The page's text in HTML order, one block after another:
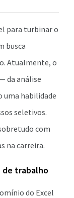
para turbinar o
busca
Atualmente, o
da análise
habilidade
seletivos.
com
na carreira.
de trabalho
do Excel